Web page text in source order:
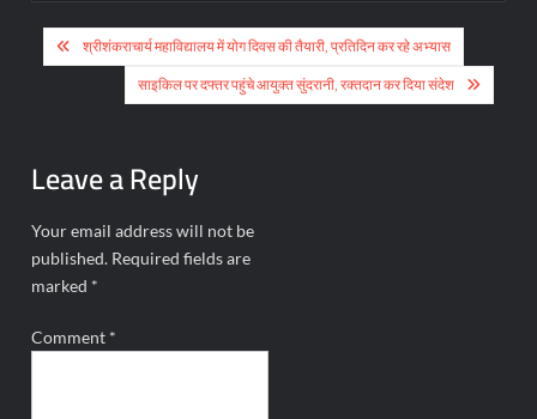
Post
navigation
श्रीशंकराचार्य महाविद्यालय में योग दिवस की तैयारी, प्रतिदिन कर रहे अभ्यास
साइकिल पर दफ्तर पहुंचे आयुक्त सुंदरानी, रक्तदान कर दिया संदेश
Leave a Reply
Your email address will not be
published. Required fields are
marked *
Comment *